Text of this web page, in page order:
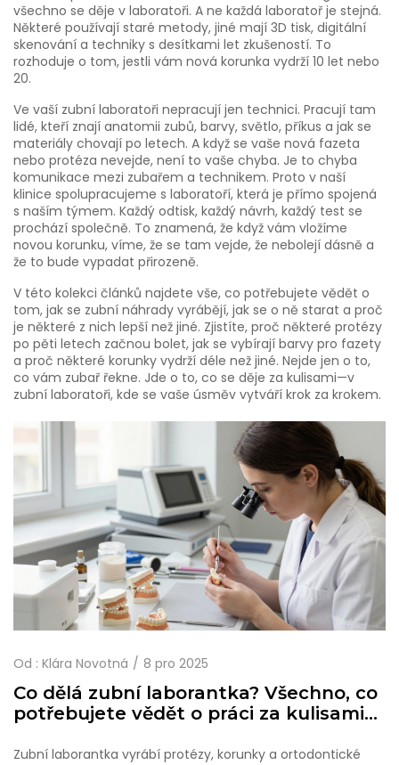
všechno se děje v laboratoři. A ne každá laboratoř je stejná.
Některé používají staré metody, jiné mají 3D tisk, digitální
skenování a techniky s desítkami let zkušeností. To
rozhoduje o tom, jestli vám nová korunka vydrží 10 let nebo
20.
Ve vaší zubní laboratoři nepracují jen technici. Pracují tam
lidé, kteří znají anatomii zubů, barvy, světlo, příkus a jak se
materiály chovají po letech. A když se vaše nová fazeta
nebo protéza nevejde, není to vaše chyba. Je to chyba
komunikace mezi zubařem a technikem. Proto v naší
klinice spolupracujeme s laboratoří, která je přímo spojená
s naším týmem. Každý odtisk, každý návrh, každý test se
prochází společně. To znamená, že když vám vložíme
novou korunku, víme, že se tam vejde, že nebolejí dásně a
že to bude vypadat přirozeně.
V této kolekci článků najdete vše, co potřebujete vědět o
tom, jak se zubní náhrady vyrábějí, jak se o ně starat a proč
je některé z nich lepší než jiné. Zjistíte, proč některé protézy
po pěti letech začnou bolet, jak se vybírají barvy pro fazety
a proč některé korunky vydrží déle než jiné. Nejde jen o to,
co vám zubař řekne. Jde o to, co se děje za kulisami—v
zubní laboratoři, kde se vaše úsměv vytváří krok za krokem.
Od : Klára Novotná 8 pro 2025
Co dělá zubní laborantka? Všechno, co
potřebujete vědět o práci za kulisami
Zubní laborantka vyrábí protézy, korunky a ortodontické